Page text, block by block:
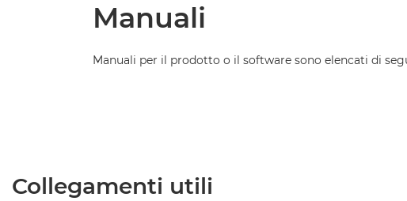
Manuali
Manuali per il prodotto o il software sono elencati di
Collegamenti utili